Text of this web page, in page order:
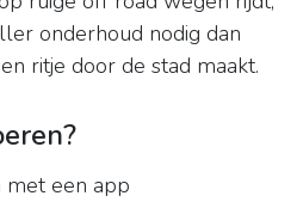
onderhoud nodig dan
ritje door de stad maakt.
met een app